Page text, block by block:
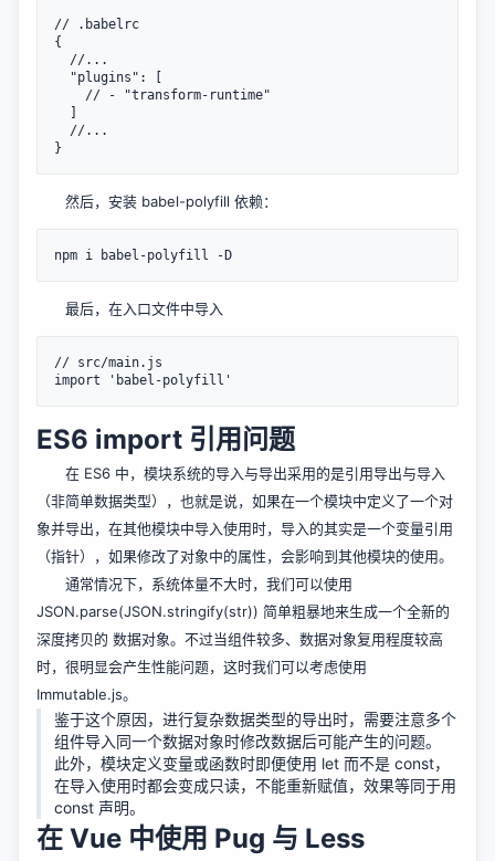
// .babelrc
{
然后，安装 babel-polyfill 依赖：
最后，在入口文件中导入
// src/main.js
ES6 import 引用问题
在 ES6 中，模块系统的导入与导出采用的是引用导出与导入
（非简单数据类型），也就是说，如果在一个模块中定义了一个对
象并导出，在其他模块中导入使用时，导入的其实是一个变量引用
（指针），如果修改了对象中的属性，会影响到其他模块的使用。
通常情况下，系统体量不大时，我们可以使用
JSON.parse(JSON.stringify(str)) 简单粗暴地来生成一个全新的
深度拷贝的 数据对象。不过当组件较多、数据对象复用程度较高
时，很明显会产生性能问题，这时我们可以考虑使用
Immutable.js。
鉴于这个原因，进行复杂数据类型的导出时，需要注意多个
组件导入同一个数据对象时修改数据后可能产生的问题。
此外，模块定义变量或函数时即便使用 let 而不是 const，
在导入使用时都会变成只读，不能重新赋值，效果等同于用
const 声明。
在 Vue 中使用 Pug 与 Less